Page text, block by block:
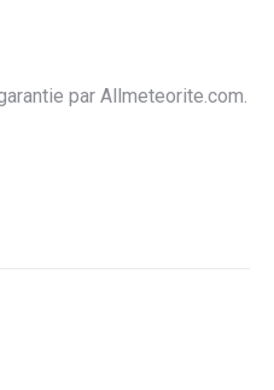
par Allmeteorite.com.